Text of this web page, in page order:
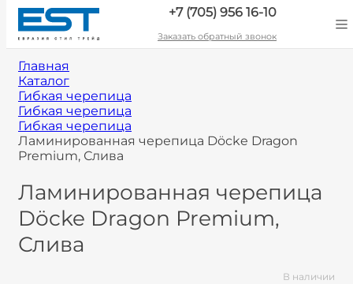
+7 (705) 956 16-10
Заказать обратный звонок
Главная
Каталог
Гибкая черепица
Гибкая черепица
Гибкая черепица
Ламинированная черепица Döcke Dragon
Premium, Слива
Ламинированная черепица
Döcke Dragon Premium,
Слива
В наличии